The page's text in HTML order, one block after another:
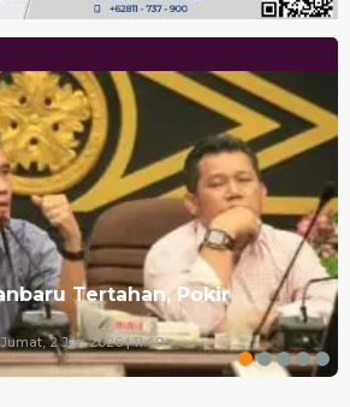
Tertahan, Pokir
Jumat, 2 Jan 2026 | 11:49